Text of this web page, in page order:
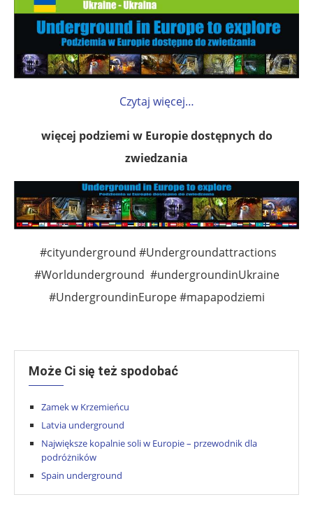
Czytaj więcej…
więcej podziemi w Europie dostępnych do
zwiedzania
#cityunderground #Undergroundattractions
#Worldunderground #undergroundinUkraine
#UndergroundinEurope #mapapodziemi
Może Ci się też spodobać
Zamek w Krzemieńcu
Latvia underground
Największe kopalnie soli w Europie – przewodnik dla
podróżników
Spain underground